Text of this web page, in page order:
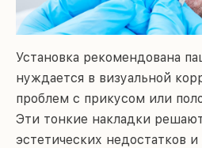
Установка рекомендована
нуждается в визуальной
проблем с прикусом или
Эти тонкие накладки
эстетических недостатков